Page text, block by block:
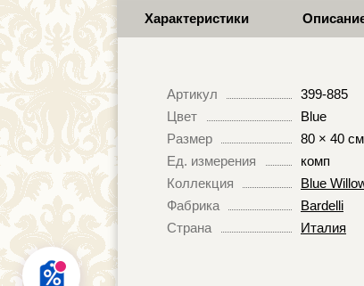
Характеристики
Артикул
399-885
Цвет
Blue
Размер
80 × 40 см
Ед. измерения
комп
Коллекция
Blue
Фабрика
Bardelli
Страна
Италия